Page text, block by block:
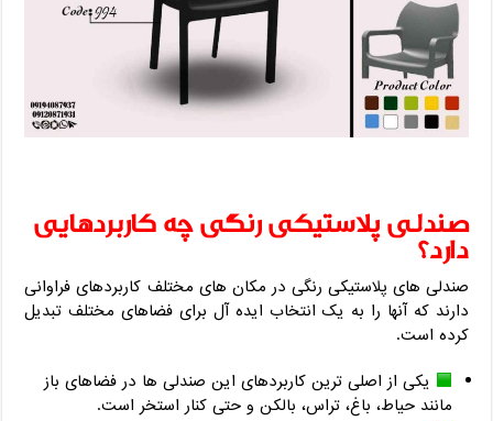
صندلی پلاستیکی رنگی چه کاربردهایی
دارد؟
صندلی های پلاستیکی رنگی در مکان های مختلف کاربردهای فراوانی
دارند که آنها را به یک انتخاب ایده آل برای فضاهای مختلف تبدیل
کرده است.
یکی از اصلی ترین کاربردهای این صندلی ها در فضاهای باز
مانند حیاط، باغ، تراس، بالکن و حتی کنار استخر است.